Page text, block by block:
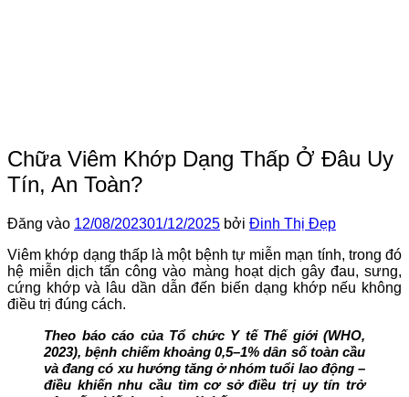
Chữa Viêm Khớp Dạng Thấp Ở Đâu Uy
Tín, An Toàn?
Đăng vào 12/08/202301/12/2025 bởi Đinh Thị Đẹp
Viêm khớp dạng thấp là một bệnh tự miễn mạn tính, trong đó
hệ miễn dịch tấn công vào màng hoạt dịch gây đau, sưng,
cứng khớp và lâu dần dẫn đến biến dạng khớp nếu không
điều trị đúng cách.
Theo báo cáo của Tổ chức Y tế Thế giới (WHO,
2023), bệnh chiếm khoảng 0,5–1% dân số toàn cầu
và đang có xu hướng tăng ở nhóm tuổi lao động –
điều khiến nhu cầu tìm cơ sở điều trị uy tín trở